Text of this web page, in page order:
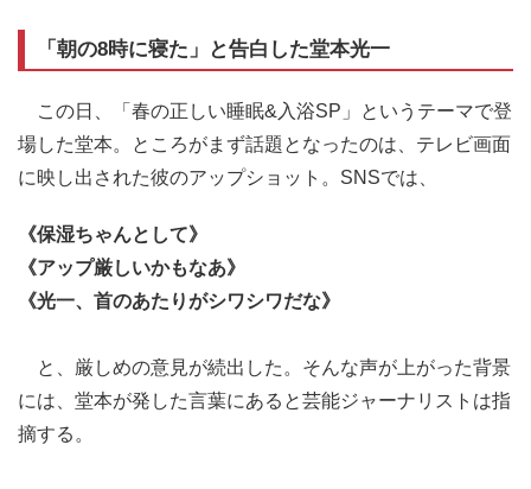
「朝の8時に寝た」と告白した堂本光一
この日、「春の正しい睡眠&入浴SP」というテーマで登
場した堂本。ところがまず話題となったのは、テレビ画面
に映し出された彼のアップショット。SNSでは、
《保湿ちゃんとして》
《アップ厳しいかもなあ》
《光一、首のあたりがシワシワだな》
と、厳しめの意見が続出した。そんな声が上がった背景
には、堂本が発した言葉にあると芸能ジャーナリストは指
摘する。